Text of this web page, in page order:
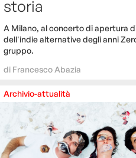
storia
A Milano, al concerto di apertura
dell'indie alternative degli anni
gruppo.
di Francesco Abazia
Archivio-attualità